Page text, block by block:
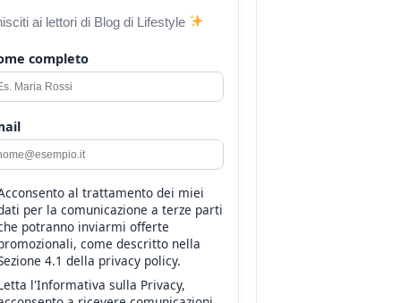
ai lettori di Blog di Lifestyle
completo
al trattamento dei miei
per la comunicazione a terze parti
potranno inviarmi offerte
come descritto nella
4.1 della privacy policy.
l'Informativa sulla Privacy,